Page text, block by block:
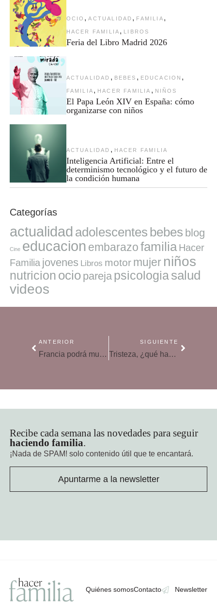
OCIO , ACTUALIDAD , FAMILIA ,
HACER FAMILIA , LIBROS
Feria del Libro Madrid 2026
ACTUALIDAD , BEBES , EDUCACION ,
FAMILIA , HACER FAMILIA , NIÑOS
El Papa León XIV en España: cómo
organizarse con niños
ACTUALIDAD , HACER FAMILIA
Inteligencia Artificial: Entre el
determinismo tecnológico y el futuro de
la condición humana
Categorías
actualidad adolescentes bebes blog
Cine educacion embarazofamilia Hacer
Familia jovenes Libros motor mujer niños
nutricion ocio pareja psicologiasalud
videos
ANTERIOR
Francia podrá multar a los padres por publicar on line fotos de sus hijos
SIGUIENTE
Tristeza, ¿qué hacer cuando estamos tristes?
Recibe cada semana las novedades para seguir
haciendo familia.
¡Nada de SPAM! solo contenido útil que te encantará.
Apuntarme a la newsletter
Quiénes somosContacto Newsletter